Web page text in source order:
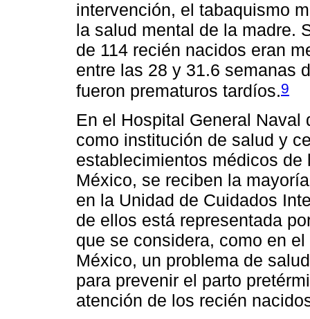
intervención, el tabaquismo
la salud mental de la madre.
de 114 recién nacidos eran
entre las 28 y 31.6 semanas
fueron prematuros tardíos.9
En el Hospital General
como institución de salud y
establecimientos médicos
México, se reciben la
en la Unidad de Cuidados
de ellos está representada
que se considera, como en
México, un problema de
para prevenir el parto
atención de los recién